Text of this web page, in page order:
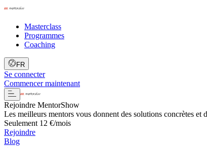
Masterclass
Programmes
Coaching
FR
Se connecter
Commencer maintenant
Rejoindre MentorShow
Les meilleurs mentors vous donnent des solutions concrètes et
Seulement 12 €/mois
Rejoindre
Blog